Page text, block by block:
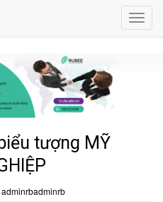
tượng MỸ
adminrbadminrb